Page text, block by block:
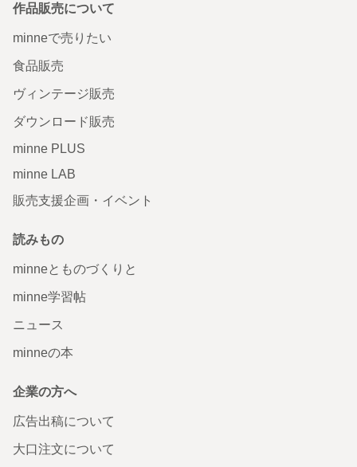
作品販売について
minneで売りたい
食品販売
ヴィンテージ販売
ダウンロード販売
minne PLUS
minne LAB
販売支援企画・イベント
読みもの
minneとものづくりと
minne学習帖
ニュース
minneの本
企業の方へ
広告出稿について
大口注文について